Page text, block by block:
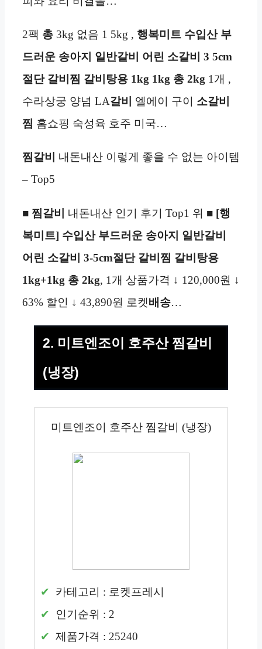
2팩 총 3kg 없음 1 5kg , 행복미트 수입산 부
드러운 송아지 일반갈비 어린 소갈비 3 5cm
절단 갈비찜 갈비탕용 1kg 1kg 총 2kg 1개 ,
수라상궁 양념 LA갈비 엘에이 구이 소갈비
찜 홈쇼핑 숙성육 호주 미국…
찜갈비
내돈내산 이렇게 좋을 수 없는 아이템
– Top5
■ 찜갈비 내돈내산 인기 후기 Top1 위 ■ [행
복미트] 수입산 부드러운 송아지 일반갈비
어린 소갈비 3-5cm절단 갈비찜 갈비탕용
1kg+1kg 총 2kg, 1개 상품가격 ↓ 120,000원 ↓
63% 할인 ↓ 43,890원 로켓배송…
2. 미트엔조이 호주산 찜갈비
(냉장)
미트엔조이 호주산 찜갈비 (냉장)
카테고리 : 로켓프레시
인기순위 : 2
제품가격 : 25240